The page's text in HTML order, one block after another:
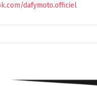
dafymoto.officiel